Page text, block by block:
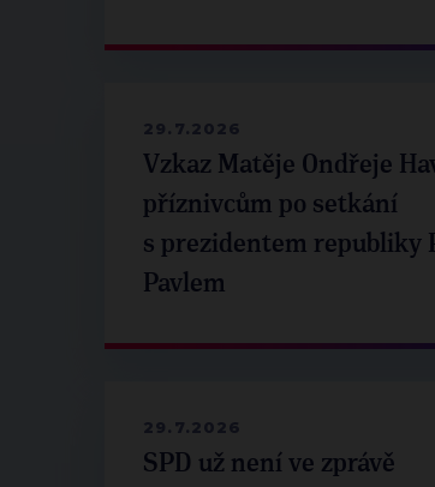
29.7.2026
Vzkaz Matěje Ondřeje
příznivcům po setkání
s prezidentem republiky
Pavlem
29.7.2026
SPD už není ve zprávě